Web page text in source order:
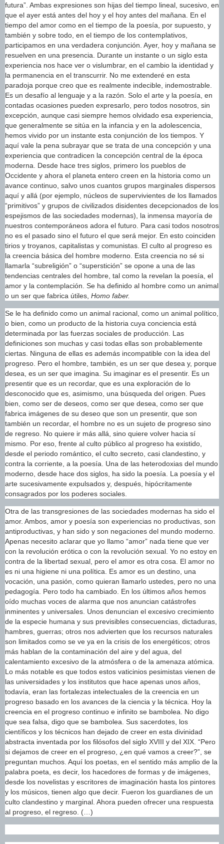
futura”. Ambas expresiones son hijas del tiempo lineal, sucesivo, en
que el ayer está antes del hoy y el hoy antes del mañana. En el
tiempo del amor como en el tiempo de la poesía, por supuesto, y
también y sobre todo, en el tiempo de los contemplativos,
participamos en una verdadera conjunción. Ayer, hoy y mañana se
resuelven en una presencia. Durante un instante o un siglo esta
experiencia nos hace ver o vislumbrar, en el cambio la identidad y
la permanencia en el transcurrir. No me extenderé en esta
paradoja porque creo que es realmente indecible, indemostrable.
Es un desafío al lenguaje y a la razón. Solo el arte y la poesía, en
contadas ocasiones pueden expresarlo, pero todos nosotros, sin
excepción, aunque casi siempre hemos olvidado esa experiencia,
que generalmente se sitúa en la infancia y en la adolescencia,
hemos vivido por un instante esta conjunción de los tiempos. Y
aquí vale la pena subrayar que se trata de una concepción y una
experiencia que contradicen la concepción central de la época
moderna. Desde hace tres siglos, primero los pueblos de
Occidente y ahora el planeta entero creen en la historia como un
avance continuo, salvo unos cuantos grupos marginales dispersos
aquí y allá (por ejemplo, núcleos de supervivientes de los llamados
“primitivos” y grupos de civilizados disidentes decepcionados de los
espejismos de las sociedades modernas), la inmensa mayoría de
nuestros contemporáneos adora el futuro. Para casi todos nosotros
no es el pasado sino el futuro el que será mejor. En esto coinciden
tirios y troyanos, capitalistas y comunistas. El culto al progreso es
la creencia básica del hombre moderno. Esta creencia no sé si
llamarla “subreligión” o “superstición” se opone a una de las
tendencias centrales del hombre, tal como la revelan la poesía, el
amor y la contemplación. Se ha definido al hombre como un animal
o un ser que fabrica útiles, Homo faber.
Se le ha definido como un animal racional, como un animal político,
o bien, como un producto de la historia cuya conciencia está
determinada por las fuerzas sociales de producción. Las
definiciones son muchas y casi todas ellas son probablemente
ciertas. Ninguna de ellas es además incompatible con la idea del
progreso. Pero el hombre, también, es un ser que desea y, porque
desea, es un ser que imagina. Su imaginar es el presentir. Es un
presentir que es un recordar, que es una exploración de lo
desconocido que es, asimismo, una búsqueda del origen. Pues
bien, como ser de deseos, como ser que desea, como ser que
fabrica imágenes de su deseo que son un presentir, que son
también un recordar, el hombre no es un sujeto de progreso sino
de regreso. No quiere ir más allá, sino quiere volver hacia sí
mismo. Por eso, frente al culto público al progreso ha existido,
desde el periodo romántico, el culto secreto, casi clandestino, y
contra la corriente, a la poesía. Una de las heterodoxias del mundo
moderno, desde hace dos siglos, ha sido la poesía. La poesía y el
arte sucesivamente expulsados y, después, hipócritamente
consagrados por los poderes sociales.
Otra de las transgresiones de las sociedades modernas ha sido el
amor. Ambos, amor y poesía son experiencias no productivas, son
antiproductivas, y han sido y son negaciones del mundo moderno.
Apenas necesito aclarar que yo llamo “amor” nada tiene que ver
con la revolución erótica o con la revolución sexual. Yo no estoy en
contra de la libertad sexual, pero el amor es otra cosa. El amor no
es ni una higiene ni una política. Es amor es un destino, una
vocación, una pasión, como quieran llamarlo ustedes, pero no una
pedagogía. Pero todo ha cambiado. En los últimos años hemos
oído muchas voces de alarma que nos anuncian catástrofes
inminentes y universales. Unos denuncian el excesivo crecimiento
de la especie humana y sus previsibles consecuencias, dictaduras,
hambres, guerras; otros nos advierten que los recursos naturales
son limitados como se ve ya en la crisis de los energéticos; otros
más hablan de la contaminación del aire y del agua, del
calentamiento excesivo de la atmósfera o de la amenaza atómica.
Lo más notable es que todos estos vaticinios pesimistas vienen de
las universidades y los institutos que hace apenas unos años,
todavía, eran las fortalezas intelectuales de la creencia en un
progreso basado en los avances de la ciencia y la técnica. Hoy la
creencia en el progreso continuo e infinito se bambolea. No digo
que sea falsa, digo que se bambolea. Sus sacerdotes, los
científicos y los técnicos han dejado de creer en esta divinidad
abstracta inventada por los filósofos del siglo XVIII y del XIX. “Pero
si dejamos de creer en el progreso, ¿en qué vamos a creer?”, se
preguntan muchos. Aquí los poetas, en el sentido más amplio de la
palabra poeta, es decir, los hacedores de formas y de imágenes,
desde los novelistas y escritores de imaginación hasta los pintores
y los músicos, tienen algo que decir. Fueron los guardianes de un
culto clandestino y marginal. Ahora pueden ofrecer una respuesta
al progreso, el regreso. (…)